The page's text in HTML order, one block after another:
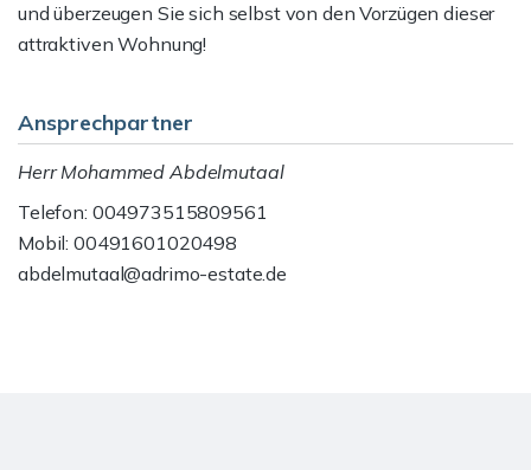
und überzeugen Sie sich selbst von den Vorzügen dieser
attraktiven Wohnung!
Ansprechpartner
Herr Mohammed Abdelmutaal
Telefon: 004973515809561
Mobil: 00491601020498
abdelmutaal@adrimo-estate.de